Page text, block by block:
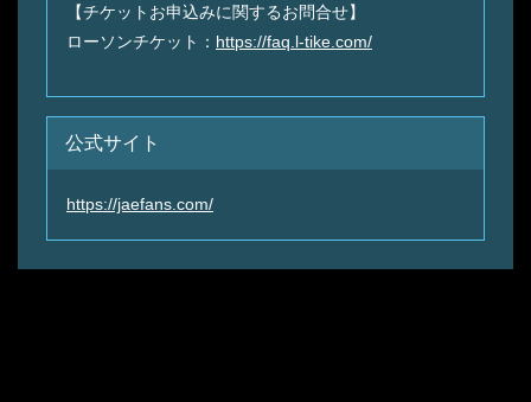
【チケットお申込みに関するお問合せ】
ローソンチケット： https://faq.l-tike.com/
公式サイト
https://jaefans.com/